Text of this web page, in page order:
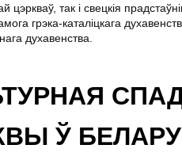
цэркваў, так і свецкія
грэка-каталіцкага
духавенства.
Ў